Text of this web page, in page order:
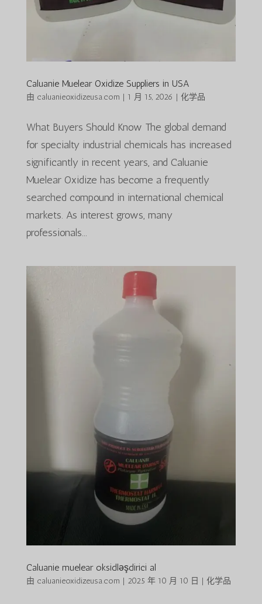
Caluanie Muelear Oxidize Suppliers in USA
由 caluanieoxidizeusa.com | 1 月 15, 2026 | 化学品
What Buyers Should Know The global demand
for specialty industrial chemicals has increased
significantly in recent years, and Caluanie
Muelear Oxidize has become a frequently
searched compound in international chemical
markets. As interest grows, many
professionals...
Caluanie muelear oksidləşdirici al
由 caluanieoxidizeusa.com 2025 年 10 月 10 日 化学品